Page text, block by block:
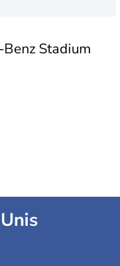
Stadium